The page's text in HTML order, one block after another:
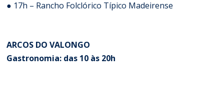
● 17h – Rancho Folclórico Típico Madeirense
ARCOS DO VALONGO
Gastronomia: das 10 às 20h